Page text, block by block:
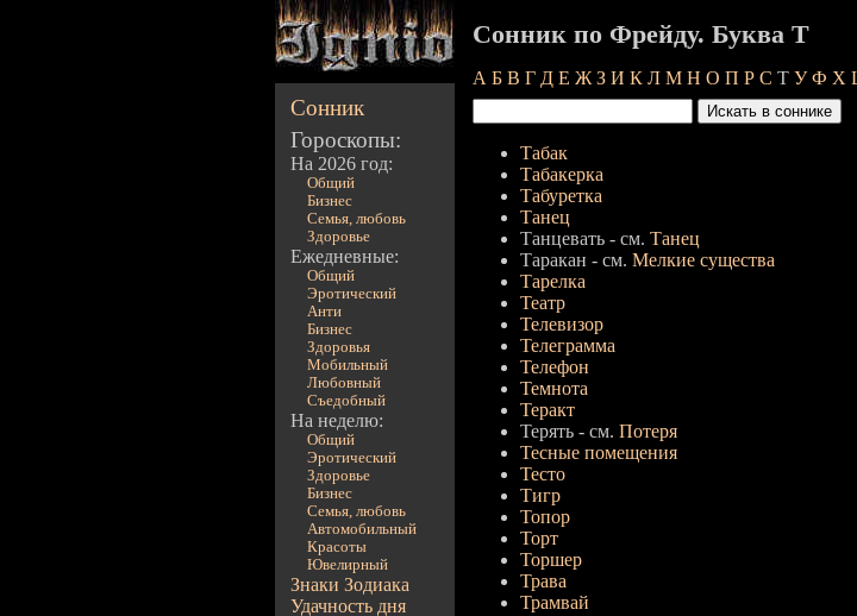
Сонник
Гороскопы:
На 2026 год:
Общий
Бизнес
Семья, любовь
Здоровье
Ежедневные:
Общий
Эротический
Анти
Бизнес
Здоровья
Мобильный
Любовный
Съедобный
На неделю:
Общий
Эротический
Здоровье
Бизнес
Семья, любовь
Автомобильный
Красоты
Ювелирный
Знаки Зодиака
Удачность дня
Сонник по Фрейду. Буква Т
А Б В Г Д Е Ж З И К Л М Н О П Р С Т У Ф Х
Табак
Табакерка
Табуретка
Танец
Танцевать - см. Танец
Таракан - см. Мелкие существа
Тарелка
Театр
Телевизор
Телеграмма
Телефон
Темнота
Теракт
Терять - см. Потеря
Тесные помещения
Тесто
Тигр
Топор
Торт
Торшер
Трава
Трамвай